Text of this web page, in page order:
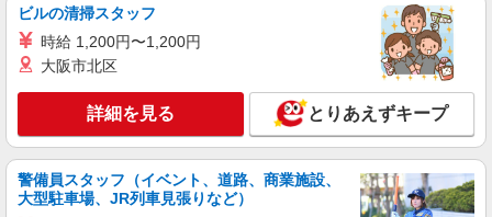
ビルの清掃スタッフ
時給 1,200円〜1,200円
大阪市北区
詳細を見る とりあえずキープ
警備員スタッフ（イベント、道路、商業施設、
大型駐車場、JR列車見張りなど）